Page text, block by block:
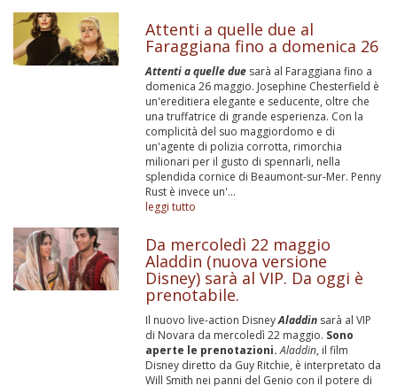
Attenti a quelle due al
Faraggiana fino a domenica 26
Attenti a quelle due sarà al Faraggiana fino a
domenica 26 maggio. Josephine Chesterfield è
un'ereditiera elegante e seducente, oltre che
una truffatrice di grande esperienza. Con la
complicità del suo maggiordomo e di
un'agente di polizia corrotta, rimorchia
milionari per il gusto di spennarli, nella
splendida cornice di Beaumont-sur-Mer. Penny
Rust è invece un'...
leggi tutto
Da mercoledì 22 maggio
Aladdin (nuova versione
Disney) sarà al VIP. Da oggi è
prenotabile.
Il nuovo live-action DisneyAladdin sarà al VIP
di Novara da mercoledì 22 maggio. Sono
aperte le prenotazioni.Aladdin, il film
Disney diretto da Guy Ritchie, è interpretato da
Will Smith nei panni del Genio con il potere di